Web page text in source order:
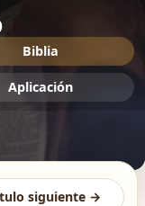
Biblia
Aplicación
siguiente →